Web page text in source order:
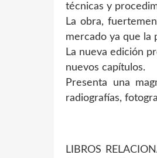
técnicas y
La obra,
mercado ya que la
La nueva edición
nuevos capítulos.
Presenta una
radiografías,
LIBROS